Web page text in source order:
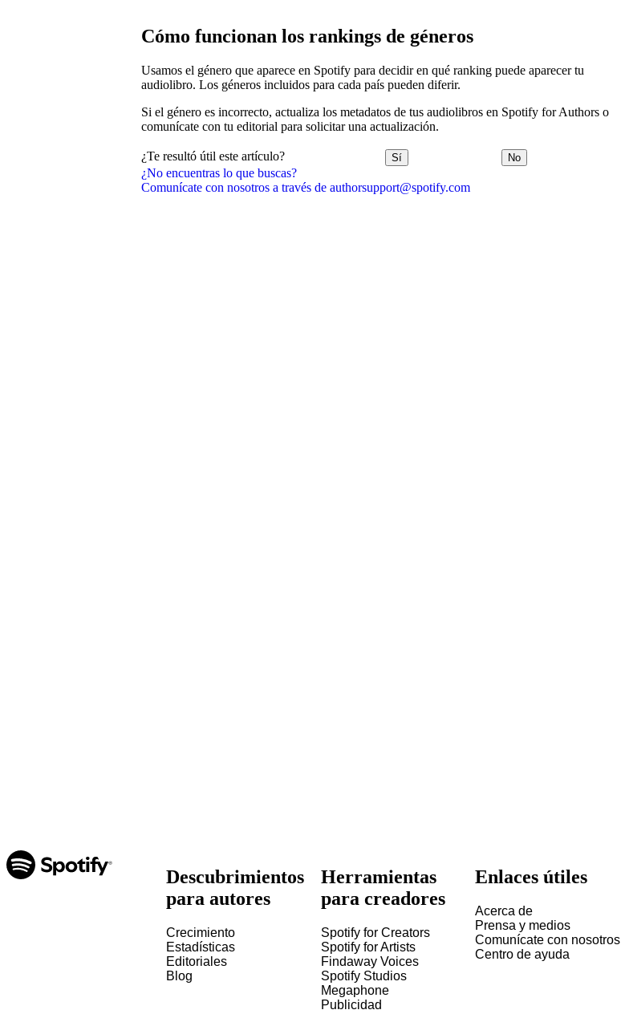
¿No encuentras lo que buscas?
Comunícate con nosotros a través de authorsupport@spotify.com
Cómo funcionan los rankings de géneros
Usamos el género que aparece en Spotify para decidir en qué ranking puede aparecer tu
audiolibro. Los géneros incluidos para cada país pueden diferir.
Si el género es incorrecto, actualiza los metadatos de tus audiolibros en Spotify for Authors o
comunícate con tu editorial para solicitar una actualización.
¿Te resultó útil este artículo? Sí No
Descubrimientos
para autores
Crecimiento
Estadísticas
Editoriales
Blog
Herramientas
para creadores
Spotify for Creators
Spotify for Artists
Findaway Voices
Spotify Studios
Megaphone
Publicidad
Enlaces útiles
Acerca de
Prensa y medios
Comunícate con nosotros
Centro de ayuda